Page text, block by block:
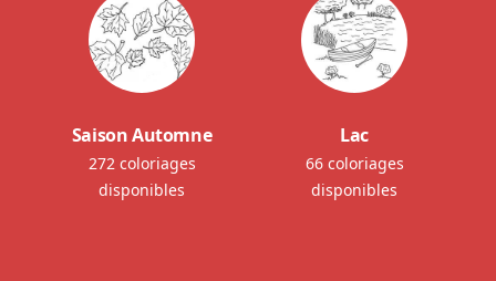
Saison Automne
272 coloriages
disponibles
Lac
66 coloriages
disponibles